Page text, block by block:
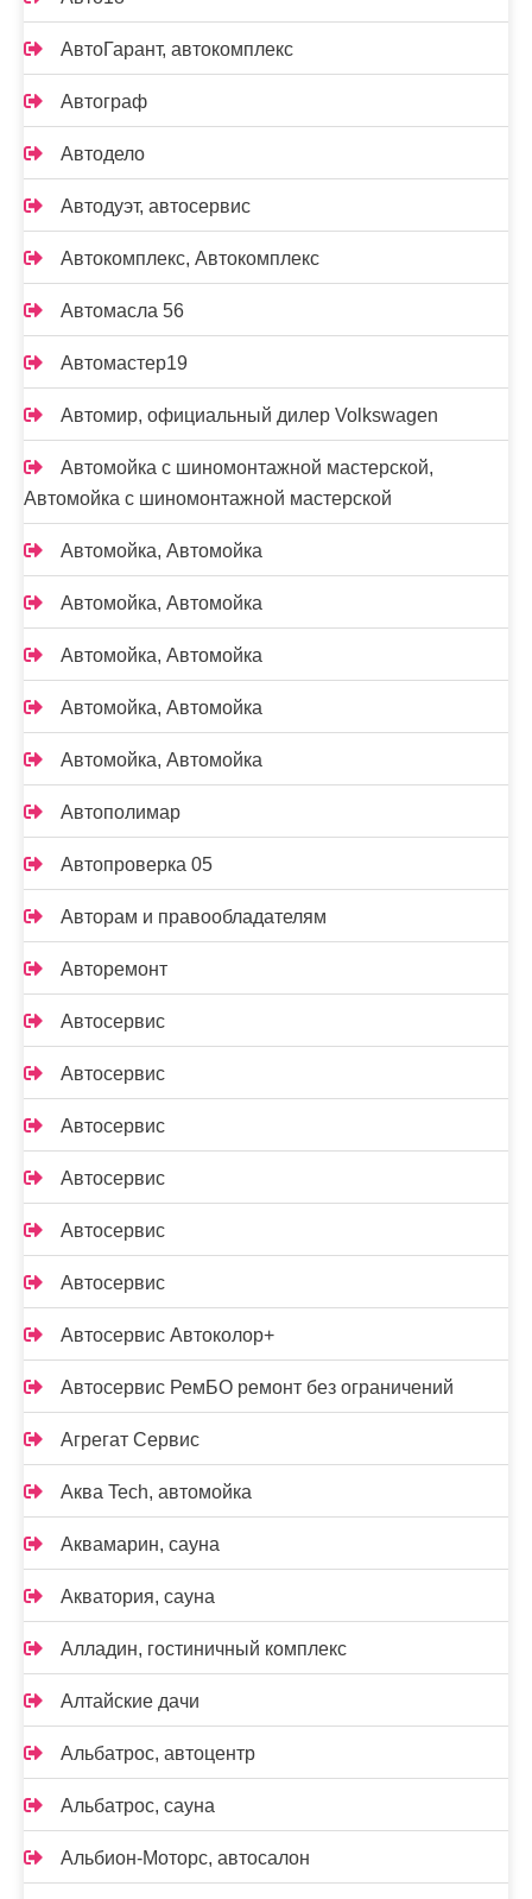
АвтоГарант, автокомплекс
Автограф
Автодело
Автодуэт, автосервис
Автокомплекс, Автокомплекс
Автомасла 56
Автомастер19
Автомир, официальный дилер Volkswagen
Автомойка с шиномонтажной мастерской,
Автомойка с шиномонтажной мастерской
Автомойка, Автомойка
Автомойка, Автомойка
Автомойка, Автомойка
Автомойка, Автомойка
Автомойка, Автомойка
Автополимар
Автопроверка 05
Авторам и правообладателям
Авторемонт
Автосервис
Автосервис
Автосервис
Автосервис
Автосервис
Автосервис
Автосервис Автоколор+
Автосервис РемБО ремонт без ограничений
Агрегат Сервис
Аква Tech, автомойка
Аквамарин, сауна
Акватория, сауна
Алладин, гостиничный комплекс
Алтайские дачи
Альбатрос, автоцентр
Альбатрос, сауна
Альбион-Моторс, автосалон